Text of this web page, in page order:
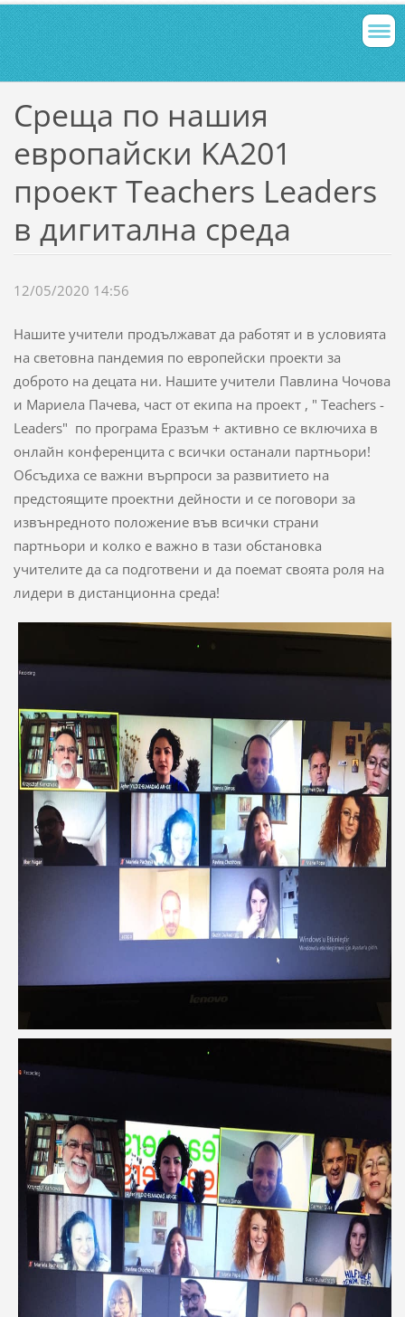
Среща по нашия
европайски KA201
проект Teachers Leaders
в дигитална среда
12/05/2020 14:56
Нашите учители продължават да работят и в условията
на световна пандемия по европейски проекти за
доброто на децата ни. Нашите учители Павлина Чочова
и Мариела Пачева, част от екипа на проект , " Teachers -
Leaders" по програма Еразъм + активно се включиха в
онлайн конференцита с всички останали партньори!
Обсъдиха се важни върпроси за развитието на
предстоящите проектни дейности и се поговори за
извънредното положение във всички страни
партньори и колко е важно в тази обстановка
учителите да са подготвени и да поемат своята роля на
лидери в дистанционна среда!